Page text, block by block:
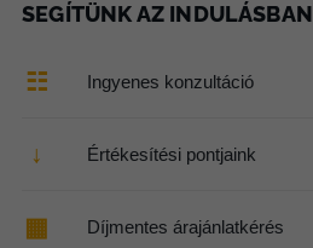
SEGÍTÜNK AZ INDULÁSBAN
☷ Ingyenes konzultáció
↓ Értékesítési pontjaink
▦ Díjmentes árajánlatkérés